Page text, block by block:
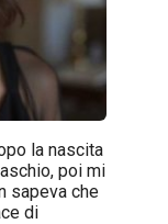
la nascita
poi mi
sapeva che
di